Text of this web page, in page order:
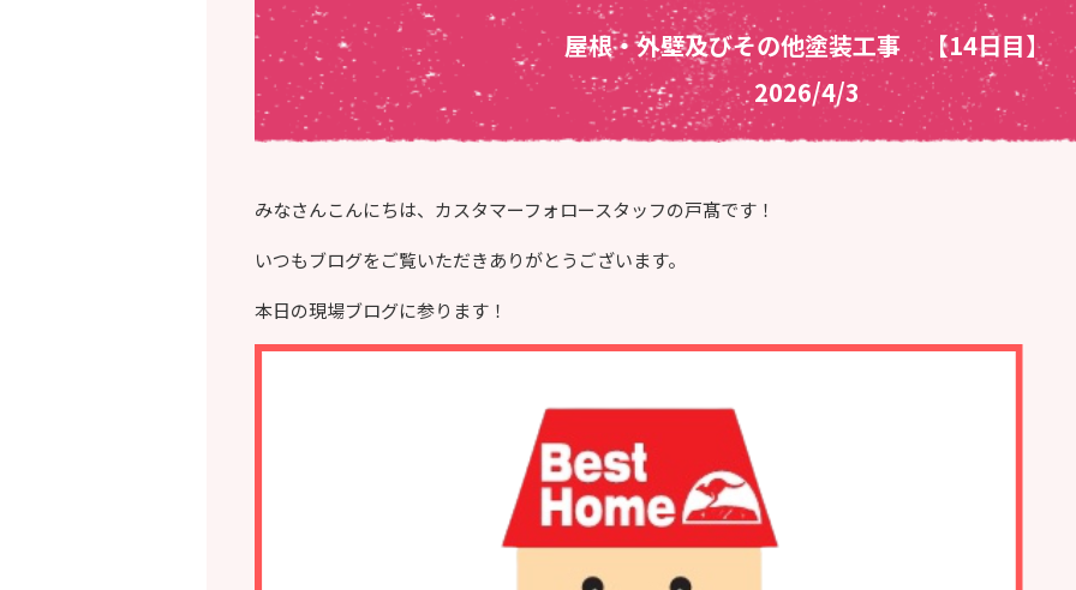
屋根・外壁及びその他塗装工事 【14日目】
2026/4/3
みなさんこんにちは、カスタマーフォロースタッフの戸髙です！
いつもブログをご覧いただきありがとうございます。
本日の現場ブログに参ります！